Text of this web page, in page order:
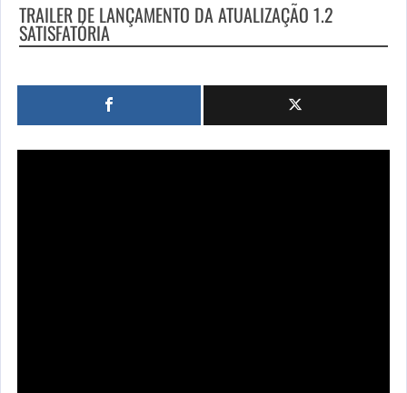
TRAILER DE LANÇAMENTO DA ATUALIZAÇÃO 1.2
SATISFATÓRIA